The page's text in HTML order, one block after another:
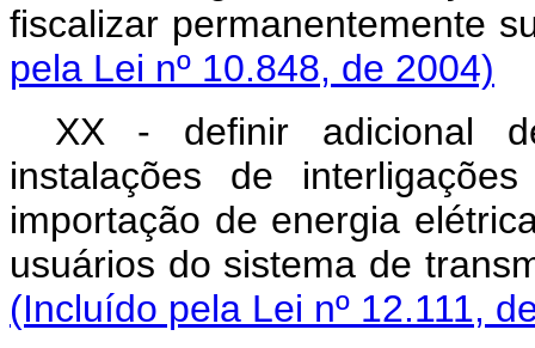
fiscalizar
pela Lei nº 10.848, de 2004)
XX - definir adicional
instalações de
importação de energia
usuários do sistema
(Incluído pela Lei nº 12.111,